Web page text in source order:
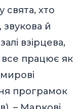
свята, хто
звукова й
взірцева,
все працює як
програмок